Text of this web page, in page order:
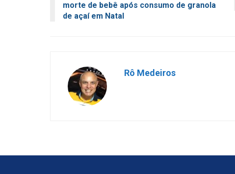
morte de bebê após consumo de granola
de açaí em Natal
Rô Medeiros